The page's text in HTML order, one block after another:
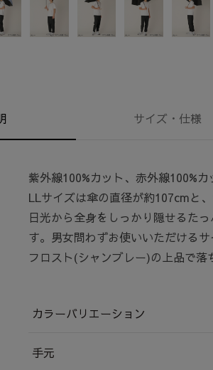
サイズ・ 仕様
紫外線100%カット、赤外線100%
LLサイズは傘の直径が約107cmと
日光から全身をしっかり隠せるた
す。男女問わずお使いいただけるサ
フロスト(シャンブレー)の上品で落
カラーバリエーション
手元